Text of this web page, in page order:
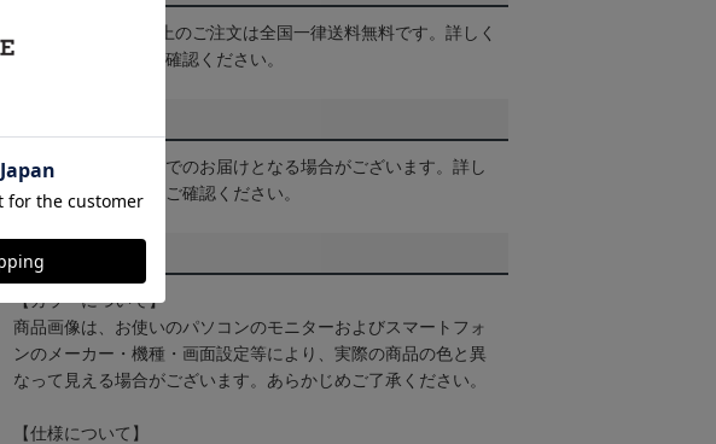
3,980円（税込）以上のご注文は全国一律送料無料です。詳しく
は
をご確認ください。
一部商品はメール便でのお届けとなる場合がございます。詳し
くは ヘルプページ をご確認ください。
商品について
【カラーについて】
商品画像は、お使いのパソコンのモニターおよびスマートフォ
ンのメーカー・機種・画面設定等により、実際の商品の色と異
なって見える場合がございます。あらかじめご了承ください。
【仕様について】